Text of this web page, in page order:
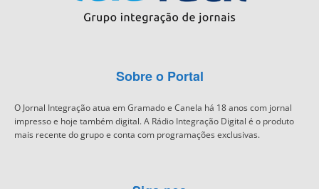
Sobre o Portal
O Jornal Integração atua em Gramado e Canela há 18 anos com jornal
impresso e hoje também digital. A Rádio Integração Digital é o produto
mais recente do grupo e conta com programações exclusivas.